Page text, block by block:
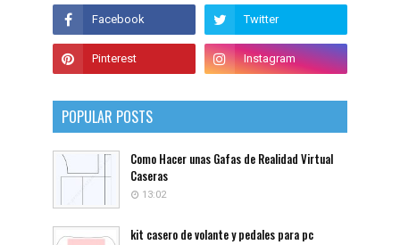
POPULAR POSTS
Como Hacer unas Gafas de Realidad Virtual
Caseras
13:02
kit casero de volante y pedales para pc